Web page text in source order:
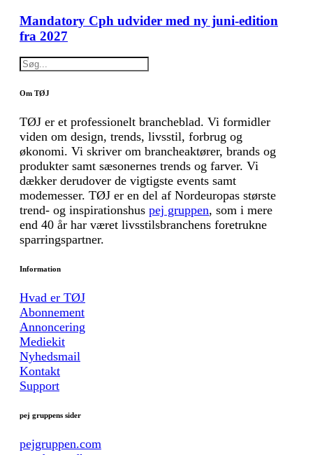
Mandatory Cph udvider med ny juni-edition
fra 2027
Om TØJ
TØJ er et professionelt brancheblad. Vi formidler
viden om design, trends, livsstil, forbrug og
økonomi. Vi skriver om brancheaktører, brands og
produkter samt sæsonernes trends og farver. Vi
dækker derudover de vigtigste events samt
modemesser. TØJ er en del af Nordeuropas største
trend- og inspirationshus pej gruppen, som i mere
end 40 år har været livsstilsbranchens foretrukne
sparringspartner.
Information
Hvad er TØJ
Abonnement
Annoncering
Mediekit
Nyhedsmail
Kontakt
Support
pej gruppens sider
pejgruppen.com